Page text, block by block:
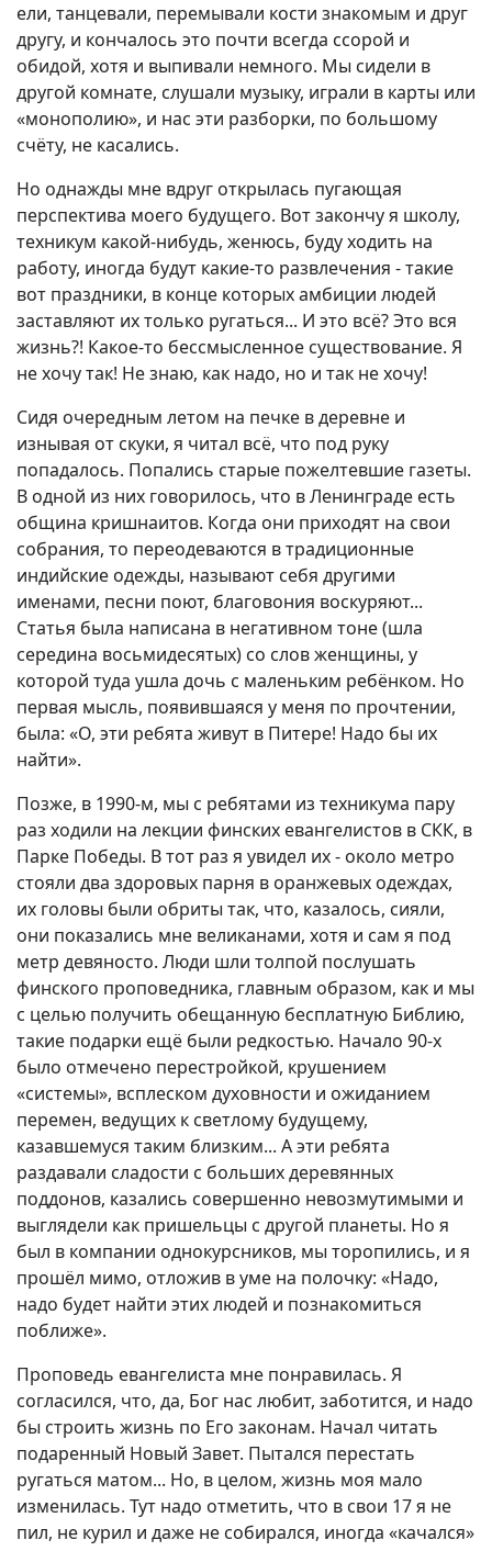
ели, танцевали, перемывали кости знакомым и друг
другу, и кончалось это почти всегда ссорой и
обидой, хотя и выпивали немного. Мы сидели в
другой комнате, слушали музыку, играли в карты или
«монополию», и нас эти разборки, по большому
счёту, не касались.
Но однажды мне вдруг открылась пугающая
перспектива моего будущего. Вот закончу я школу,
техникум какой-нибудь, женюсь, буду ходить на
работу, иногда будут какие-то развлечения - такие
вот праздники, в конце которых амбиции людей
заставляют их только ругаться... И это всё? Это вся
жизнь?! Какое-то бессмысленное существование. Я
не хочу так! Не знаю, как надо, но и так не хочу!
Сидя очередным летом на печке в деревне и
изнывая от скуки, я читал всё, что под руку
попадалось. Попались старые пожелтевшие газеты.
В одной из них говорилось, что в Ленинграде есть
община кришнаитов. Когда они приходят на свои
собрания, то переодеваются в традиционные
индийские одежды, называют себя другими
именами, песни поют, благовония воскуряют...
Статья была написана в негативном тоне (шла
середина восьмидесятых) со слов женщины, у
которой туда ушла дочь с маленьким ребёнком. Но
первая мысль, появившаяся у меня по прочтении,
была: «О, эти ребята живут в Питере! Надо бы их
найти».
Позже, в 1990-м, мы с ребятами из техникума пару
раз ходили на лекции финских евангелистов в СКК, в
Парке Победы. В тот раз я увидел их - около метро
стояли два здоровых парня в оранжевых одеждах,
их головы были обриты так, что, казалось, сияли,
они показались мне великанами, хотя и сам я под
метр девяносто. Люди шли толпой послушать
финского проповедника, главным образом, как и мы
с целью получить обещанную бесплатную Библию,
такие подарки ещё были редкостью. Начало 90-х
было отмечено перестройкой, крушением
«системы», всплеском духовности и ожиданием
перемен, ведущих к светлому будущему,
казавшемуся таким близким... А эти ребята
раздавали сладости с больших деревянных
поддонов, казались совершенно невозмутимыми и
выглядели как пришельцы с другой планеты. Но я
был в компании однокурсников, мы торопились, и я
прошёл мимо, отложив в уме на полочку: «Надо,
надо будет найти этих людей и познакомиться
поближе».
Проповедь евангелиста мне понравилась. Я
согласился, что, да, Бог нас любит, заботится, и надо
бы строить жизнь по Его законам. Начал читать
подаренный Новый Завет. Пытался перестать
ругаться матом... Но, в целом, жизнь моя мало
изменилась. Тут надо отметить, что в свои 17 я не
пил, не курил и даже не собирался, иногда «качался»